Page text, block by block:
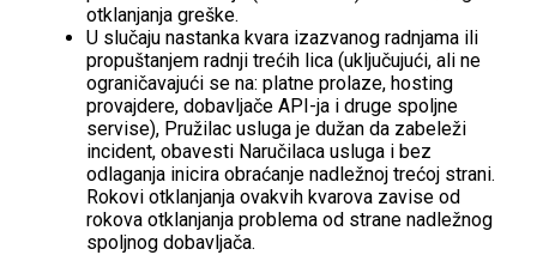
otklanjanja greške.
U slučaju nastanka kvara izazvanog radnjama ili
propuštanjem radnji trećih lica (uključujući, ali ne
ograničavajući se na: platne prolaze, hosting
provajdere, dobavljače API-ja i druge spoljne
servise), Pružilac usluga je dužan da zabeleži
incident, obavesti Naručilaca usluga i bez
odlaganja inicira obraćanje nadležnoj trećoj strani.
Rokovi otklanjanja ovakvih kvarova zavise od
rokova otklanjanja problema od strane nadležnog
spoljnog dobavljača.